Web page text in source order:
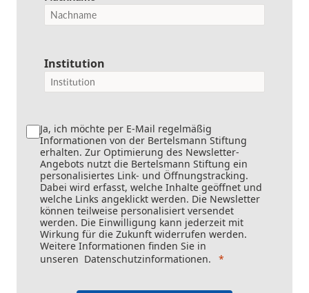
Institution
Ja, ich möchte per E-Mail regelmäßig
Informationen von der Bertelsmann Stiftung
erhalten. Zur Optimierung des Newsletter-
Angebots nutzt die Bertelsmann Stiftung ein
personalisiertes Link- und Öffnungstracking.
Dabei wird erfasst, welche Inhalte geöffnet und
welche Links angeklickt werden. Die Newsletter
können teilweise personalisiert versendet
werden. Die Einwilligung kann jederzeit mit
Wirkung für die Zukunft widerrufen werden.
Weitere Informationen finden Sie in
unseren Datenschutzinformationen.